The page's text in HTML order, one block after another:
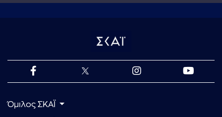
Όμιλος ΣΚΑΪ